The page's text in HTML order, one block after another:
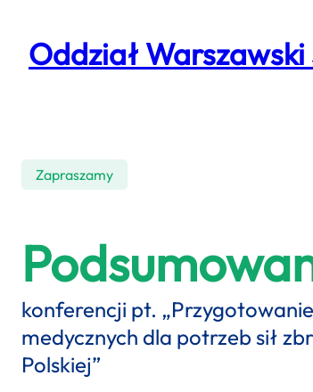
treściOddział Warszawski
Zapraszamy
konferencji pt.
medycznych dla potrzeb sił
Polskiej”